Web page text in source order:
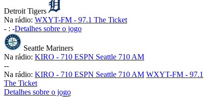
Detroit Tigers
Na rádio: WXYT-FM - 97.1 The Ticket
- : -Detalhes sobre o jogo
Seattle Mariners
Na rádio: KIRO - 710 ESPN Seattle 710 AM
--
Na rádio: KIRO - 710 ESPN Seattle 710 AM WXYT-FM - 97.1
The Ticket
Detalhes sobre o jogo